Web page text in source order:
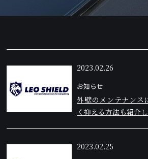
2023.02.26
お知らせ
外壁のメンテナンス
く抑える方法も紹介
2023.02.25